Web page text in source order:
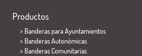
Productos
> Banderas para Ayuntamientos
> Banderas Autonómicas
> Banderas Comunitarias